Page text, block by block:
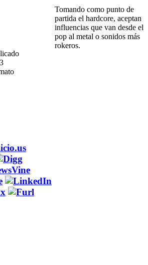
Tomando como punto de
partida el hardcore, aceptan
influencias que van desde el
pop al metal o sonidos más
rokeros.